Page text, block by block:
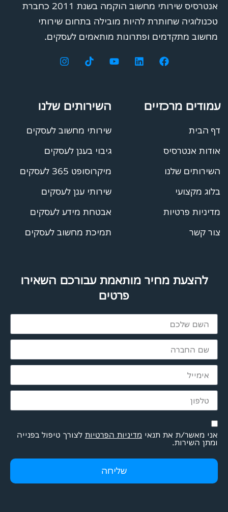
אנטרסיס שירותי מחשוב הוקמה בשנת 2011 כחברת
טכנולוגיה שחותרת להיות מובילה בתחום שירותי
מחשוב מתקדמים ופתרונות מותאמים לעסקים.
עמודים מרכזיים
דף הבית
אודות אנטרסיס
השירותים שלנו
בלוג מקצועי
מדיניות פרטיות
צור קשר
השירותים שלנו
שירותי מחשוב לעסקים
גיבוי בענן לעסקים
מיקרוסופט 365 לעסקים
שירותי ענן לעסקים
אבטחת מידע לעסקים
תמיכת מחשוב לעסקים
להצעת מחיר מותאמת עבורכם השאירו
פרטים
אני מאשר/ת את תנאי מדיניות הפרטיות לצורך טיפול בפנייה
ומתן השירות.
שליחה